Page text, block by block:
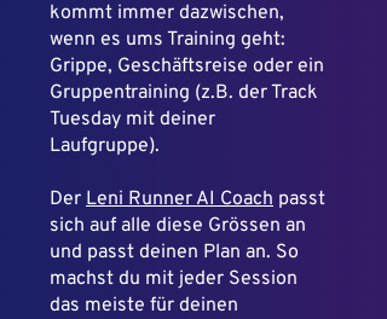
kommt immer dazwischen,
wenn es ums Training geht:
Grippe, Geschäftsreise oder ein
Gruppentraining (z.B. der Track
Tuesday mit deiner
Laufgruppe).
Der Leni Runner AI Coach passt
sich auf alle diese Grössen an
und passt deinen Plan an. So
machst du mit jeder Session
das meiste für deinen